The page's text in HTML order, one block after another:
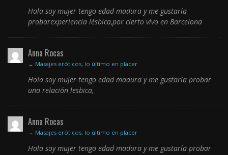
Hola soy mujer tengo edad madura y me gustaría
probarexperiencia lésbica,por cierto vivo en Barcelona
Anna Rocas
→ Masajes eróticos, lo último en placer
Hola soy mujer tengo edad madura y me gustaría probar
una relación lesbica,
Anna Rocas
→ Masajes eróticos, lo último en placer
Hola soy mujer tengo edad madura y me gustaría probar